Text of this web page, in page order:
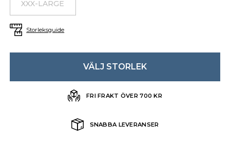
XXX-LARGE
Storleksguide
VÄLJ STORLEK
FRI FRAKT ÖVER 700 KR
SNABBA LEVERANSER